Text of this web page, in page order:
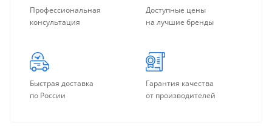
Профессиональная
консультация
Доступные цены
на лучшие бренды
Быстрая доставка
по России
Гарантия качества
от производителей